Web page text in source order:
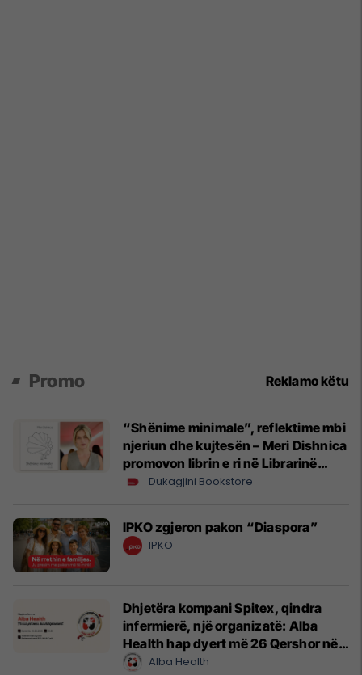
Promo Reklamo këtu
“Shënime minimale”, reflektime mbi
njeriun dhe kujtesën – Meri Dishnica
promovon librin e ri në Librarinë
Dukagjini
Dukagjini Bookstore
IPKO zgjeron pakon “Diaspora”
IPKO
Dhjetëra kompani Spitex, qindra
infermierë, një organizatë: Alba
Health hap dyert më 26 Qershor në
CyrihAlba Health